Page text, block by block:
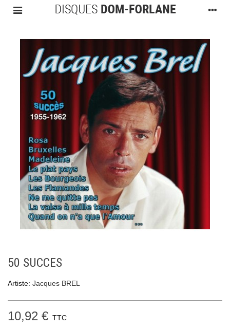
50 SUCCES
Artiste: Jacques BREL
10,92 € TTC